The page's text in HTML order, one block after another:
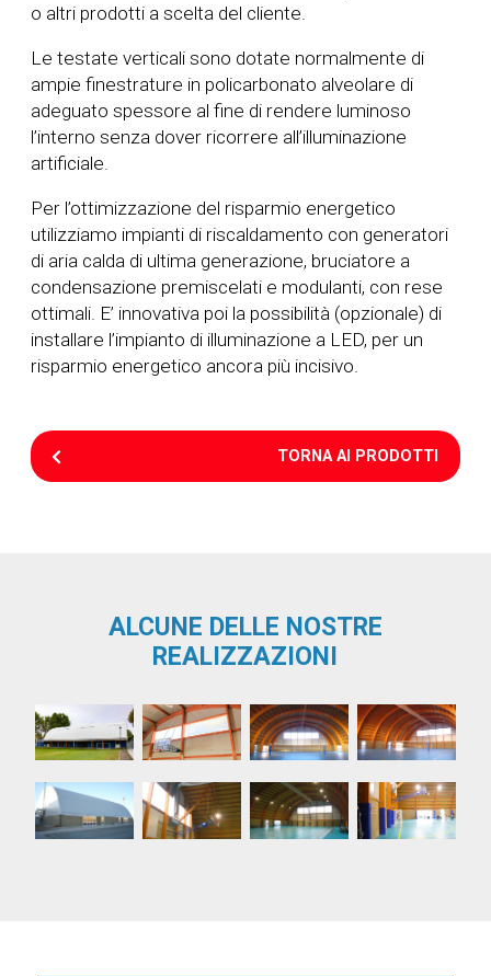
o altri prodotti a scelta del cliente.
Le testate verticali sono dotate normalmente di
ampie finestrature in policarbonato alveolare di
adeguato spessore al fine di rendere luminoso
l’interno senza dover ricorrere all’illuminazione
artificiale.
Per l’ottimizzazione del risparmio energetico
utilizziamo impianti di riscaldamento con generatori
di aria calda di ultima generazione, bruciatore a
condensazione premiscelati e modulanti, con rese
ottimali. E’ innovativa poi la possibilità (opzionale) di
installare l’impianto di illuminazione a LED, per un
risparmio energetico ancora più incisivo.
TORNA AI PRODOTTI
ALCUNE DELLE NOSTRE
REALIZZAZIONI